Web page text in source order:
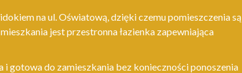
na ul. Oświatową, dzięki czemu pomieszczenia są
jest przestronna łazienka zapewniająca
i gotowa do zamieszkania bez konieczności ponoszenia